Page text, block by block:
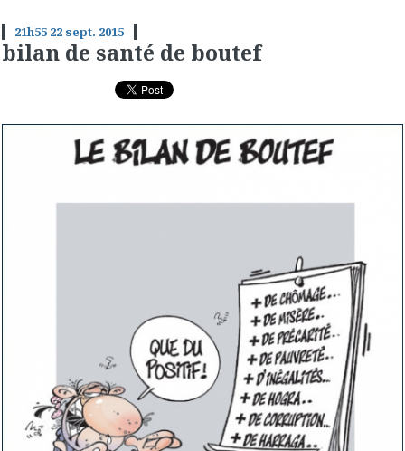
21h55 22 sept. 2015
bilan de santé de boutef